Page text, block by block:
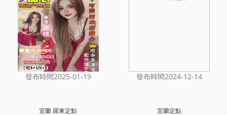
發布時間2025-01-19 發布時間2024-12-14
宜蘭 羅東定點 宜蘭定點